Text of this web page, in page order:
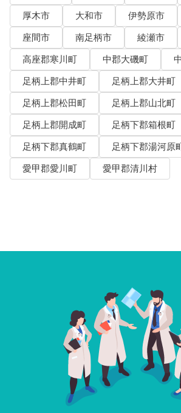
厚木市
大和市 伊勢原市
座間市
南足柄市 綾瀬市
高座郡寒川町
中郡大磯町
足柄上郡中井町
足柄上郡大井町
足柄上郡松田町
足柄上郡山北町
足柄上郡開成町
足柄下郡箱根町
足柄下郡真鶴町
足柄下郡湯河原
愛甲郡愛川町
愛甲郡清川村